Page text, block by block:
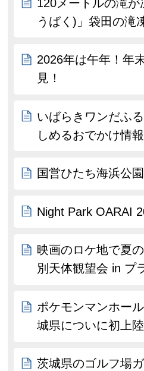
120メートルの滝が
うばく)」袋田の滝
2026年は午年！年
見！
いばらきワンだふ
しめるおでかけ情
国営ひたち海浜公
Night Park OARAI
映画のロケ地で夏
別天体観望会 in プ
ポケモンマンホー
城県についに初上陸
茨城県のゴルフ場